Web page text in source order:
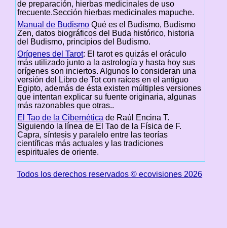
de preparación, hierbas medicinales de uso
frecuente.Sección hierbas medicinales mapuche.
Manual de Budismo Qué es el Budismo, Budismo
Zen, datos biográficos del Buda histórico, historia
del Budismo, principios del Budismo.
Orígenes del Tarot: El tarot es quizás el oráculo
más utilizado junto a la astrología y hasta hoy sus
orígenes son inciertos. Algunos lo consideran una
versión del Libro de Tot con raíces en el antiguo
Egipto, además de ésta existen múltiples versiones
que intentan explicar su fuente originaria, algunas
más razonables que otras..
El Tao de la Cibernética de Raúl Encina T.
Siguiendo la línea de El Tao de la Física de F.
Capra, síntesis y paralelo entre las teorías
científicas más actuales y las tradiciones
espirituales de oriente.
Todos los derechos reservados © ecovisiones 2026